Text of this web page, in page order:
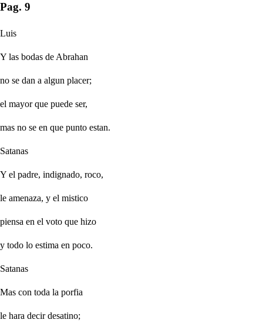
Pag. 9
Luis
Y las bodas de Abrahan
no se dan a algun placer;
el mayor que puede ser,
mas no se en que punto estan.
Satanas
Y el padre, indignado, roco,
le amenaza, y el mistico
piensa en el voto que hizo
y todo lo estima en poco.
Satanas
Mas con toda la porfia
le hara decir desatino;